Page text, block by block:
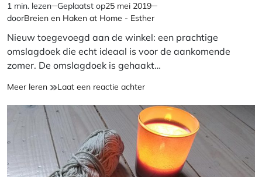
Geschatte
leestijd
1 min. lezen Geplaatst op25 mei 2019
doorBreien en Haken at Home - Esther
Nieuw toegevoegd aan de winkel: een prachtige
omslagdoek die echt ideaal is voor de aankomende
zomer. De omslagdoek is gehaakt…
Meer leren Nieuw:
Pink
Summer
Laat een reactie achterop
Omslagdoek
Pink
Summer